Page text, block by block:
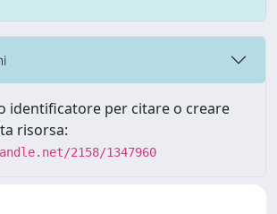
identificatore per citare o creare
risorsa:
2158/1347960